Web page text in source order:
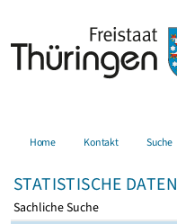
Home Kontakt Suche
STATISTISCHE DATEN
Sachliche Suche